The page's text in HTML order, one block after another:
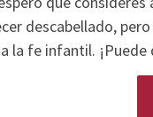
descabellado,
la fe infantil.